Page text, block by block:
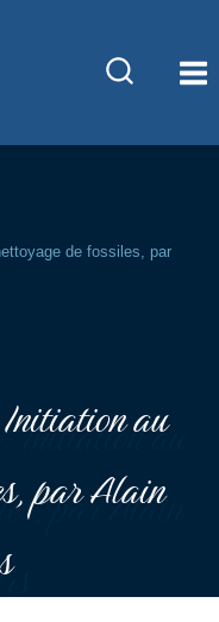
de fossiles, par
au
par Alain